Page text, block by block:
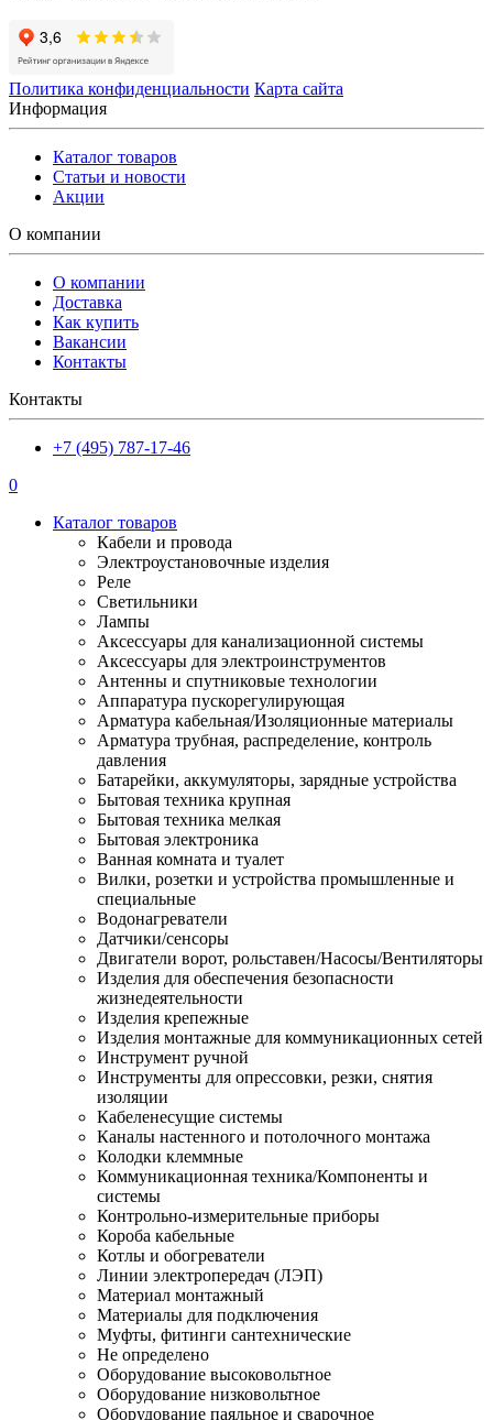
Политика конфиденциальности Карта сайта
Информация
Каталог товаров
Статьи и новости
Акции
О компании
О компании
Доставка
Как купить
Вакансии
Контакты
Контакты
+7 (495) 787-17-46
0
Каталог товаров
Кабели и провода
Электроустановочные изделия
Реле
Светильники
Лампы
Аксессуары для канализационной системы
Аксессуары для электроинструментов
Антенны и спутниковые технологии
Аппаратура пускорегулирующая
Арматура кабельная/Изоляционные материалы
Арматура трубная, распределение, контроль
давления
Батарейки, аккумуляторы, зарядные устройства
Бытовая техника крупная
Бытовая техника мелкая
Бытовая электроника
Ванная комната и туалет
Вилки, розетки и устройства промышленные и
специальные
Водонагреватели
Датчики/сенсоры
Двигатели ворот, рольставен/Насосы/Вентиляторы
Изделия для обеспечения безопасности
жизнедеятельности
Изделия крепежные
Изделия монтажные для коммуникационных сетей
Инструмент ручной
Инструменты для опрессовки, резки, снятия
изоляции
Кабеленесущие системы
Каналы настенного и потолочного монтажа
Колодки клеммные
Коммуникационная техника/Компоненты и
системы
Контрольно-измерительные приборы
Короба кабельные
Котлы и обогреватели
Линии электропередач (ЛЭП)
Материал монтажный
Материалы для подключения
Муфты, фитинги сантехнические
Не определено
Оборудование высоковольтное
Оборудование низковольтное
Оборудование паяльное и сварочное